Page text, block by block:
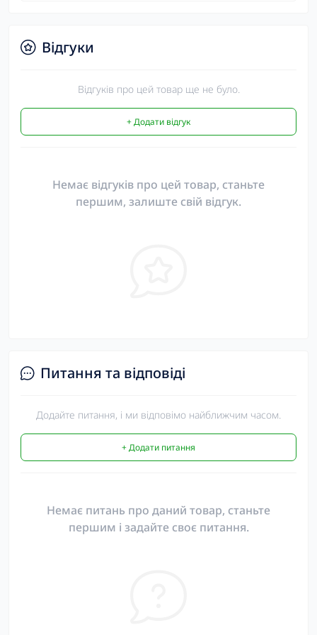
Відгуки
Відгуків про цей товар ще не було.
+ Додати відгук
Немає відгуків про цей товар, станьте
першим, залиште свій відгук.
Питання та відповіді
Додайте питання, і ми відповімо найближчим часом.
+ Додати питання
Немає питань про даний товар, станьте
першим і задайте своє питання.